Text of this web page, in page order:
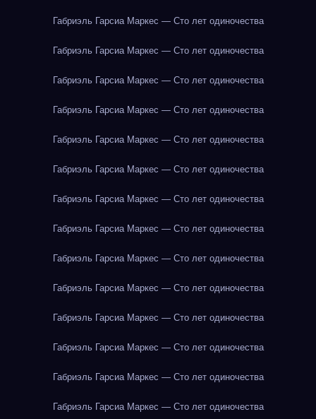
Габриэль Гарсиа Маркес — Сто лет одиночества
Габриэль Гарсиа Маркес — Сто лет одиночества
Габриэль Гарсиа Маркес — Сто лет одиночества
Габриэль Гарсиа Маркес — Сто лет одиночества
Габриэль Гарсиа Маркес — Сто лет одиночества
Габриэль Гарсиа Маркес — Сто лет одиночества
Габриэль Гарсиа Маркес — Сто лет одиночества
Габриэль Гарсиа Маркес — Сто лет одиночества
Габриэль Гарсиа Маркес — Сто лет одиночества
Габриэль Гарсиа Маркес — Сто лет одиночества
Габриэль Гарсиа Маркес — Сто лет одиночества
Габриэль Гарсиа Маркес — Сто лет одиночества
Габриэль Гарсиа Маркес — Сто лет одиночества
Габриэль Гарсиа Маркес — Сто лет одиночества